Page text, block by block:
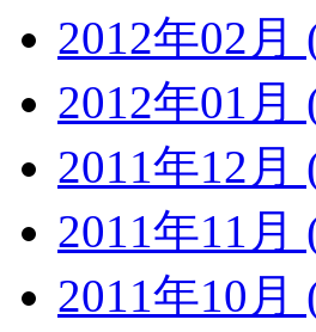
2012年02月
2012年01月
2011年12月
2011年11月
2011年10月